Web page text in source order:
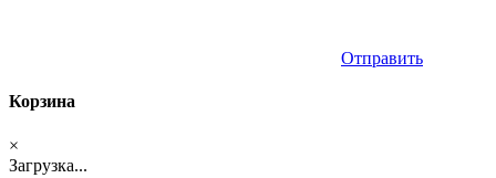
Отправить
Корзина
×
Загрузка...